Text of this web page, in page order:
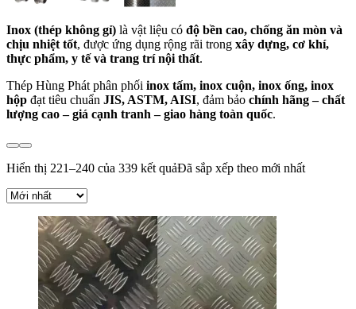
Inox (thép không gỉ) là vật liệu có độ bền cao, chống ăn mòn và
chịu nhiệt tốt, được ứng dụng rộng rãi trong xây dựng, cơ khí,
thực phẩm, y tế và trang trí nội thất.
Thép Hùng Phát phân phối inox tấm, inox cuộn, inox ống, inox
hộp đạt tiêu chuẩn JIS, ASTM, AISI, đảm bảo chính hãng – chất
lượng cao – giá cạnh tranh – giao hàng toàn quốc.
Hiển thị 221–240 của 339 kết quảĐã sắp xếp theo mới nhất